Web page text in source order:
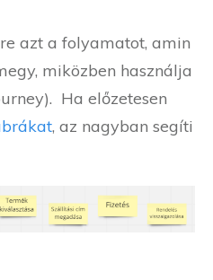
azt a folyamatot, amin
miközben használja
Ha előzetesen
, az nagyban segíti